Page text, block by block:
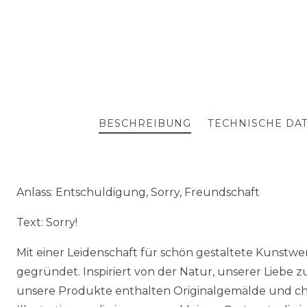
BESCHREIBUNG TECHNISCHE
Anlass: Entschuldigung, Sorry, Freundschaft
Text: Sorry!
Mit einer Leidenschaft für schön gestaltete
gegründet. Inspiriert von der Natur, unserer Liebe
unsere Produkte enthalten Originalgemälde und